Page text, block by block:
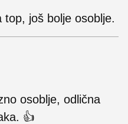
još bolje osoblje.
osoblje, odlična
👍